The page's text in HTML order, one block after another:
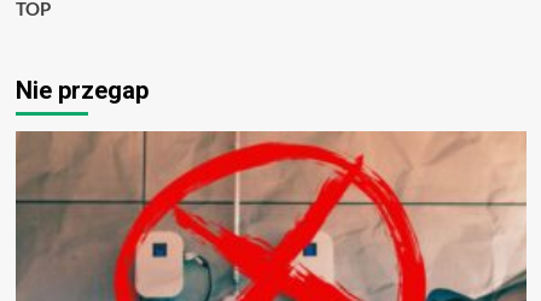
TOP
Nie przegap